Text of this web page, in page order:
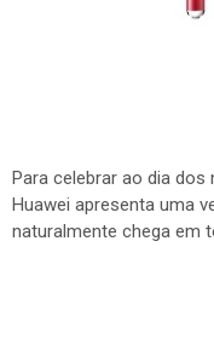
Para celebrar ao dia
Huawei apresenta uma
naturalmente chega em